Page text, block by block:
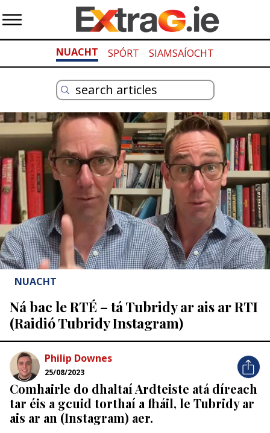
NUACHT SPÓRT SIAMSAÍOCHT
NUACHT
Ná bac le RTÉ – tá Tubridy ar ais ar RTI
(Raidió Tubridy Instagram)
Philip Downes
25/08/2023
Comhairle do dhaltaí Ardteiste atá díreach
tar éis a gcuid torthaí a fháil, le Tubridy ar
ais ar an (Instagram) aer.